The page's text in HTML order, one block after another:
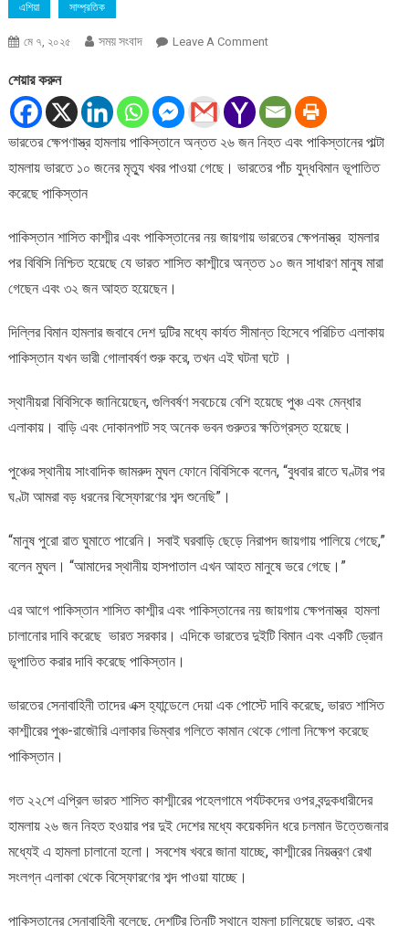
এশিয়া সাম্প্রতিক
মে ৭, ২০২৫ সময় সংবাদ Leave A CommentOn
হামলা
ভারতের,
পাঁচ
যুদ্ধবিমান
পাকিস্তান
শেয়ার করুন
ভারতের ক্ষেপণাস্ত্র হামলায় পাকিস্তানে অন্তত ২৬ জন নিহত এবং পাকিস্তানের পাল্টা
হামলায় ভারতে ১০ জনের মৃত্যু খবর পাওয়া গেছে। ভারতের পাঁচ যুদ্ধবিমান ভূপাতিত
করেছে পাকিস্তান
পাকিস্তান শাসিত কাশ্মীর এবং পাকিস্তানের নয় জায়গায় ভারতের ক্ষেপনাস্ত্র হামলার
পর বিবিসি নিশ্চিত হয়েছে যে ভারত শাসিত কাশ্মীরে অন্তত ১০ জন সাধারণ মানুষ মারা
গেছেন এবং ৩২ জন আহত হয়েছেন।
দিল্লির বিমান হামলার জবাবে দেশ দুটির মধ্যে কার্যত সীমান্ত হিসেবে পরিচিত এলাকায়
পাকিস্তান যখন ভারী গোলাবর্ষণ শুরু করে, তখন এই ঘটনা ঘটে ।
স্থানীয়রা বিবিসিকে জানিয়েছেন, গুলিবর্ষণ সবচেয়ে বেশি হয়েছে পুঞ্চ এবং মেন্ধার
এলাকায়। বাড়ি এবং দোকানপাট সহ অনেক ভবন গুরুতর ক্ষতিগ্রস্ত হয়েছে।
পুঞ্চের স্থানীয় সাংবাদিক জামরুদ মুঘল ফোনে বিবিসিকে বলেন, “বুধবার রাতে ঘণ্টার পর
ঘণ্টা আমরা বড় ধরনের বিস্ফোরণের শব্দ শুনেছি”।
“মানুষ পুরো রাত ঘুমাতে পারেনি। সবাই ঘরবাড়ি ছেড়ে নিরাপদ জায়গায় পালিয়ে গেছে,”
বলেন মুঘল। “আমাদের স্থানীয় হাসপাতাল এখন আহত মানুষে ভরে গেছে।”
এর আগে পাকিস্তান শাসিত কাশ্মীর এবং পাকিস্তানের নয় জায়গায় ক্ষেপনাস্ত্র হামলা
চালানোর দাবি করেছে ভারত সরকার। এদিকে ভারতের দুইটি বিমান এবং একটি ড্রোন
ভূপাতিত করার দাবি করেছে পাকিস্তান।
ভারতের সেনাবাহিনী তাদের এক্স হ্যান্ডেলে দেয়া এক পোস্টে দাবি করেছে, ভারত শাসিত
কাশ্মীরের পুঞ্চ-রাজৌরি এলাকার ভিম্বার গলিতে কামান থেকে গোলা নিক্ষেপ করেছে
পাকিস্তান।
গত ২২শে এপ্রিল ভারত শাসিত কাশ্মীরের পহেলগামে পর্যটকদের ওপর বন্দুকধারীদের
হামলায় ২৬ জন নিহত হওয়ার পর দুই দেশের মধ্যে কয়েকদিন ধরে চলমান উত্তেজনার
মধ্যেই এ হামলা চালানো হলো। সবশেষ খবরে জানা যাচ্ছে, কাশ্মীরের নিয়ন্ত্রণ রেখা
সংলগ্ন এলাকা থেকে বিস্ফোরণের শব্দ পাওয়া যাচ্ছে।
পাকিস্তানের সেনাবাহিনী বলেছে, দেশটির তিনটি স্থানে হামলা চালিয়েছে ভারত, এবং